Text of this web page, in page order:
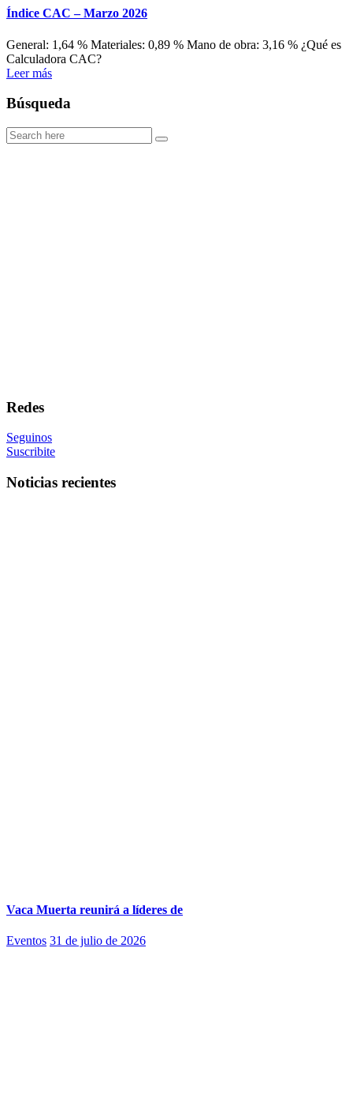
Índice CAC – Marzo 2026
General: 1,64 % Materiales: 0,89 % Mano de obra: 3,16 % ¿Qué es
Calculadora CAC?
Leer más
Búsqueda
Redes
Seguinos
Suscribite
Noticias recientes
Vaca Muerta reunirá a líderes de
Eventos 31 de julio de 2026